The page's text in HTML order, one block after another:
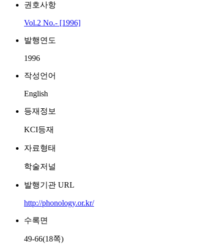
권호사항
Vol.2 No.- [1996]
발행연도
1996
작성언어
English
등재정보
KCI등재
자료형태
학술저널
발행기관 URL
http://phonology.or.kr/
수록면
49-66(18쪽)